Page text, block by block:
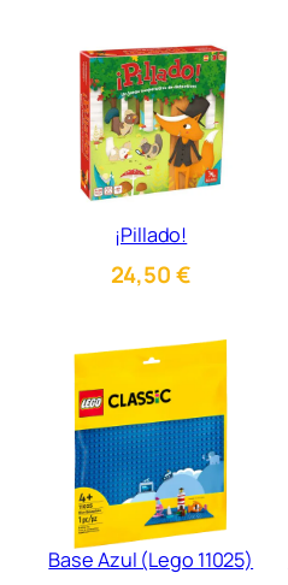
¡Pillado!
24,50€
Base Azul (Lego 11025)